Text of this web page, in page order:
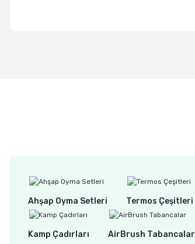
Ahşap Oyma Setleri Termos Çeşitleri
Kamp Çadırları AirBrush Tabancalar